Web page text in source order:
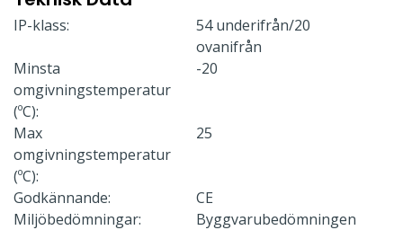
IP-klass:
54 underifrån/20
ovanifrån
Minsta
omgivningstemperatur
(ºC):
-20
Max
omgivningstemperatur
(ºC):
25
Godkännande:
CE
Miljöbedömningar:
Byggvarubedömningen